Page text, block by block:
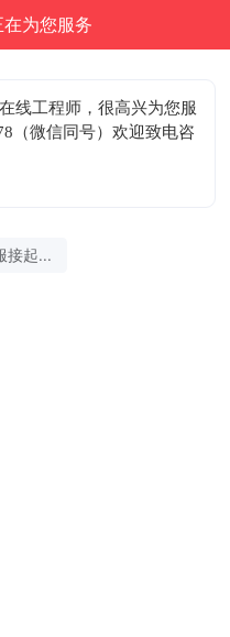
为您服务
线工程师，很高兴为您服
（微信同号）欢迎致电咨
开始沟通